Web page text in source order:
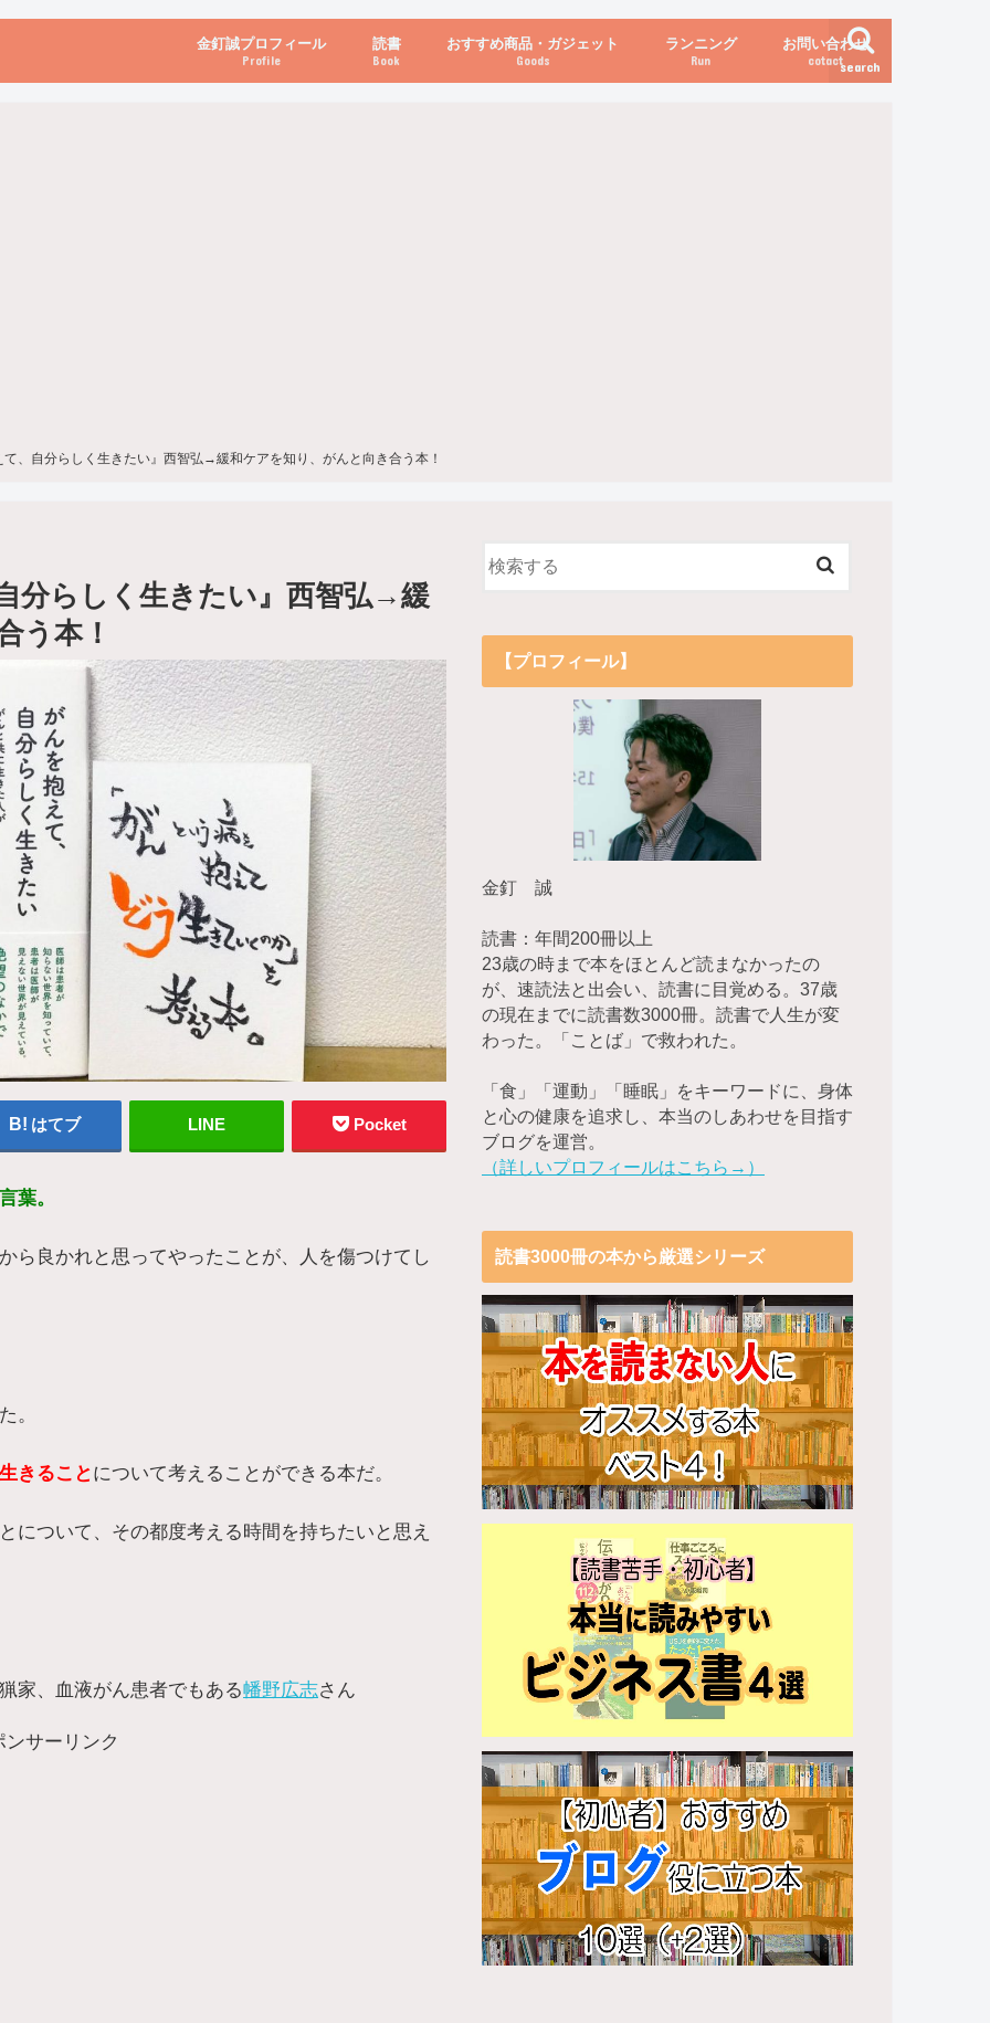
search
金釘誠プロフィール
Profile
読書
Book
おすすめ商品・ガジェット
Goods
ランニング
Run
お問い合わせ
cotact
、自分らしく生きたい』西智弘→緩和ケアを知り、がんと向き合う本！
分らしく生きたい』西智弘→緩
う本！
はてブ LINE Pocket
葉。
ら良かれと思ってやったことが、人を傷つけてし
。
生きることについて考えることができる本だ。
について、その都度考える時間を持ちたいと思え
家、血液がん患者でもある幡野広志さん
ンサーリンク
【プロフィール】
金釘 誠
読書：年間200冊以上
23歳の時まで本をほとんど読まなかったの
が、速読法と出会い、読書に目覚める。37歳
の現在までに読書数3000冊。読書で人生が変
わった。「ことば」で救われた。
「食」「運動」「睡眠」をキーワードに、身体
と心の健康を追求し、本当のしあわせを目指す
ブログを運営。
（詳しいプロフィールはこちら→）
読書3000冊の本から厳選シリーズ